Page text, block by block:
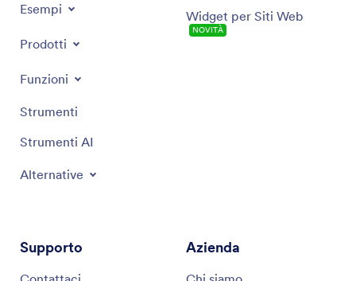
Esempi
Prodotti
Funzioni
Strumenti
Strumenti AI
Alternative
Widget per Siti Web
NOVITÀ
Supporto Azienda